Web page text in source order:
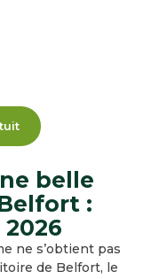
belle
:
ne s’obtient pas
de Belfort, le